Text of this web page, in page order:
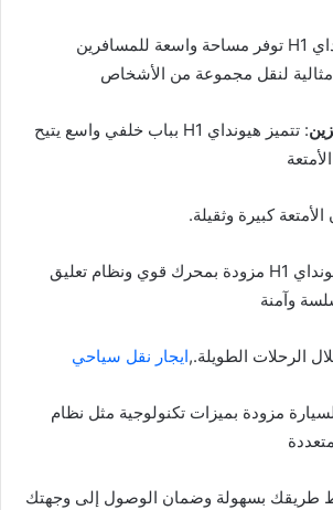
: هيونداي H1 توفر مساحة واسعة للمسافرين
مثالية لنقل مجموعة من الأشخاص
: تتميز هيونداي H1 بباب خلفي واسع يتيح
كبيرة وثقيلة.
: تأتي هيونداي H1 مزودة بمحرك قوي ونظام تعليق
وآمنة
الرحلات الطويلة.,ايجار نقل سياحي
مزودة بميزات تكنولوجية مثل نظام
طريقك بسهولة وضمان الوصول إلى وجهتك